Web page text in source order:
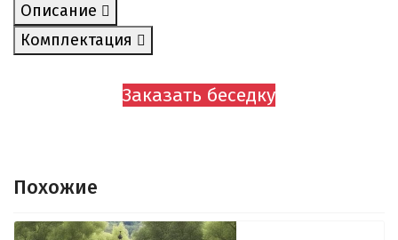
Описание
Комплектация
Заказать беседку
Похожие